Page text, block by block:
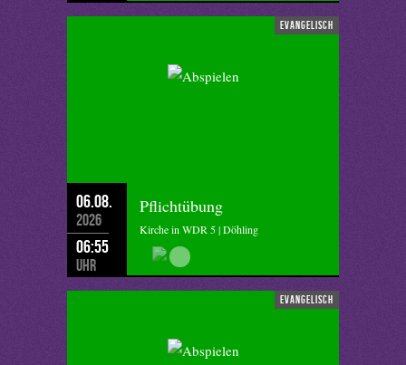
evangelisch
06.08.
2026
06:55
Uhr
Pflichtübung
Kirche in WDR 5 | Döhling
evangelisch